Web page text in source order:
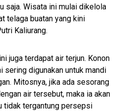
saja. Wisata ini mulai dikelola
telaga buatan yang kini
Kaliurang.
juga terdapat air terjun. Konon
sering digunakan untuk mandi
Mitosnya, jika ada sesorang
air tersebut, maka ia akan
tidak tergantung persepsi